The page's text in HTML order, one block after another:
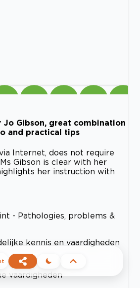
Jo Gibson, great combination
and practical tips
Internet, does not require
Gibson is clear with her
her instruction with
- Pathologies, problems &
kennis en vaardigheden
vaardigheden